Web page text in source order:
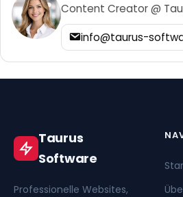
Content Creator @
info@taurus-
Taurus
Software
Professionelle Websites,